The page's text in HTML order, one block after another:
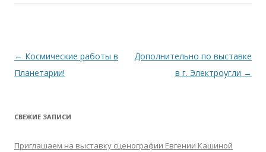
Навигация
по
← Космические работы в
Планетарии!
Дополнительно по выставке
в г. Электроугли →
СВЕЖИЕ ЗАПИСИ
Приглашаем на выставку сценографии Евгении Кашиной